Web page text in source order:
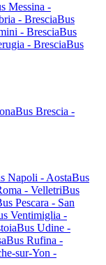
Messina -
- BresciaBus
- BresciaBus
- BresciaBus
Bus Brescia -
Napoli - AostaBus
- VelletriBus
Pescara - San
Ventimiglia -
Bus Udine -
Bus Rufina -
sur-Yon -